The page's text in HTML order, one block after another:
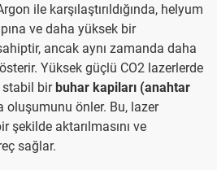
ile karşılaştırıldığında, helyum
ve daha yüksek bir
ancak aynı zamanda daha
Yüksek güçlü CO2 lazerlerde
stabil birbuhar kapiları (anahtar
oluşumunu önler. Bu, lazer
şekilde aktarılmasını ve
sağlar.